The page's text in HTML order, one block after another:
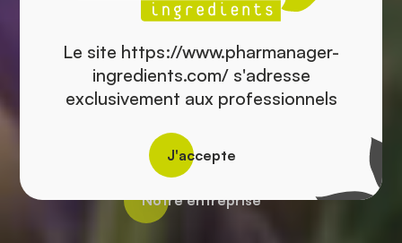
prévention santé
Fournisseur d’ingrédients
pour les industriels et les
marques commercialisant des
compléments alimentaires.
Notre entreprise
Le site https://www.pharmanager-
ingredients.com/ s'adresse
exclusivement aux professionnels
J'accepte